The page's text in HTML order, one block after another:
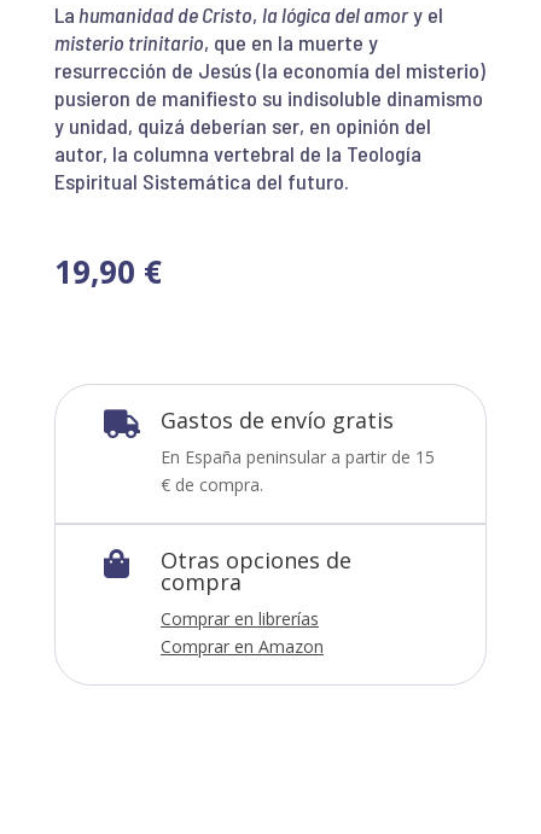
La humanidad de Cristo, la lógica del amory el
misterio trinitario, que en la muerte y
resurrección de Jesús (la economía del misterio)
pusieron de manifiesto su indisoluble dinamismo
y unidad, quizá deberían ser, en opinión del
autor, la columna vertebral de la Teología
Espiritual Sistemática del futuro.
19,90 €
 Gastos de envío gratis
En España peninsular a partir de 15
€ de compra.
 Otras opciones de
compra
Comprar en librerías
Comprar en Amazon